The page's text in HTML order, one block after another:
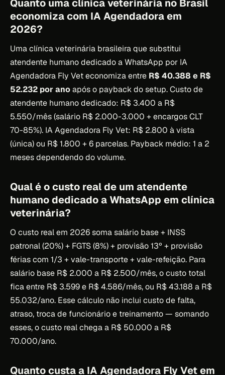
Quanto uma clínica veterinária no Brasil
economiza com IA Agendadora em
2026?
Uma clínica veterinária brasileira que substitui
atendente humano dedicado a WhatsApp por IA
Agendadora Fly Vet economiza entre R$ 40.388 e R$
52.232 por anoapós o payback do setup. Custo de
atendente humano dedicado: R$ 3.400 a R$
5.550/mês (salário R$ 2.000-3.000 + encargos CLT
70-85%). IA Agendadora Fly Vet: R$ 2.800 à vista
(única) ou R$ 1.800 + 6 parcelas. Payback médio: 1 a 2
meses dependendo do volume.
Qual é o custo real de um atendente
humano dedicado a WhatsApp em clínica
veterinária?
O custo real em 2026 soma salário base + INSS
patronal (20%) + FGTS (8%) + provisão 13º + provisão
férias com 1/3 + vale-transporte + vale-refeição. Para
salário base R$ 2.000 a R$ 2.500/mês, o custo total
fica entre R$ 3.599 e R$ 4.586/mês, ou R$ 43.188 a R$
55.032/ano. Esse cálculo não inclui custo de falta,
atraso, troca de funcionário e treinamento — somando
esses, o custo real chega a R$ 50.000 a R$
70.000/ano.
Quanto custa a IA Agendadora Fly Vet em